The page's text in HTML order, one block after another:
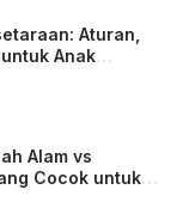
Aturan,
Anak
Alam vs
Cocok untuk